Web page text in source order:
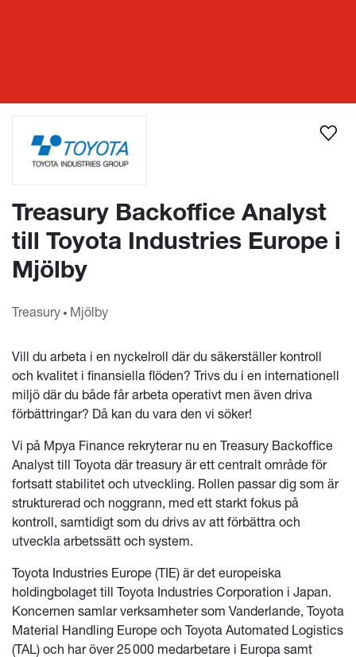
Treasury Backoffice Analyst
till Toyota Industries Europe i
Mjölby
Treasury • Mjölby
Vill du arbeta i en nyckelroll där du säkerställer kontroll
och kvalitet i finansiella flöden? Trivs du i en internationell
miljö där du både får arbeta operativt men även driva
förbättringar? Då kan du vara den vi söker!
Vi på Mpya Finance rekryterar nu en Treasury Backoffice
Analyst till Toyota där treasury är ett centralt område för
fortsatt stabilitet och utveckling. Rollen passar dig som är
strukturerad och noggrann, med ett starkt fokus på
kontroll, samtidigt som du drivs av att förbättra och
utveckla arbetssätt och system.
Toyota Industries Europe (TIE) är det europeiska
holdingbolaget till Toyota Industries Corporation i Japan.
Koncernen samlar verksamheter som Vanderlande, Toyota
Material Handling Europe och Toyota Automated Logistics
(TAL) och har över 25000 medarbetare i Europa samt